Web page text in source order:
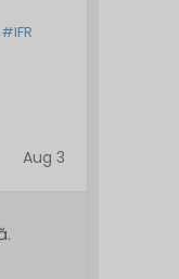
#IFR
Aug 3